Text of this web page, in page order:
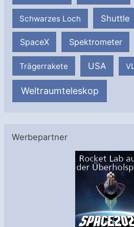
Schwarzes Loch Shuttle
SpaceX Spektrometer
Trägerrakete USA
Weltraumteleskop
Werbepartner